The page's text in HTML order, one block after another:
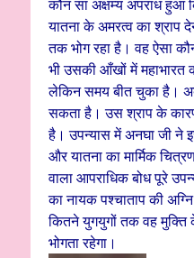
कौन सा अक्षम्य अपराध हुआ
यातना के अमरत्व का श्राप
तक भोग रहा है। वह ऐसा
भी उसकी आँखों में महाभारत
लेकिन समय बीत चुका है।
सकता है। उस श्राप के
है। उपन्यास में अनघा जी ने
और यातना का मार्मिक
वाला आपराधिक बोध पूरे
का नायक पश्चाताप की
कितने युगयुगों तक वह मुक्ति
भोगता रहेगा।